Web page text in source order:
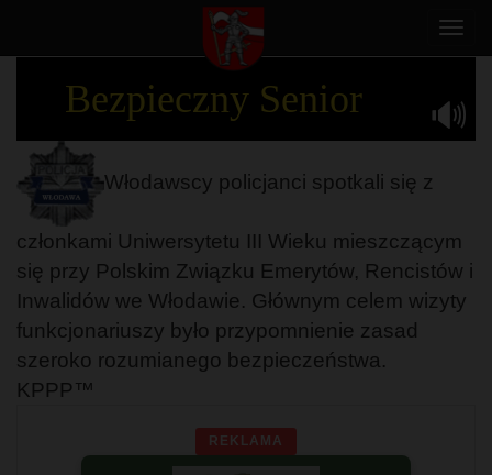
Bezpieczny Senior
Włodawscy policjanci spotkali się z
członkami Uniwersytetu III Wieku mieszczącym
się przy Polskim Związku Emerytów, Rencistów i
Inwalidów we Włodawie. Głównym celem wizyty
funkcjonariuszy było przypomnienie zasad
szeroko rozumianego bezpieczeństwa.
KPPP™
REKLAMA